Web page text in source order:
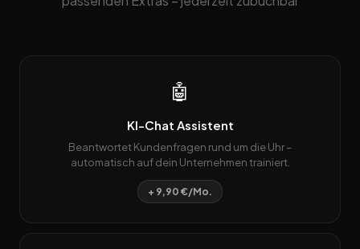
🤖
KI-Chat Assistent
Beantwortet Kundenfragen rund um die Uhr –
automatisch auf dein Unternehmen trainiert.
+ 9,90 €/Mo.